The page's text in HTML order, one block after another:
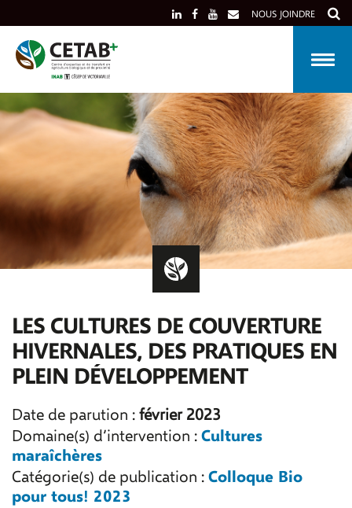
to
content
NOUS JOINDRE
LES CULTURES DE COUVERTURE
HIVERNALES, DES PRATIQUES EN
PLEIN DÉVELOPPEMENT
Date de parution : février 2023
Domaine(s) d’intervention : Cultures
maraîchères
Catégorie(s) de publication : Colloque Bio
pour tous! 2023